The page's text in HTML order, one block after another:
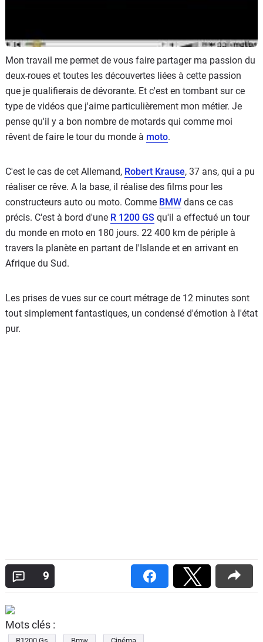
Mon travail me permet de vous faire partager ma passion du
deux-roues et toutes les découvertes liées à cette passion
que je qualifierais de dévorante. Et c'est en tombant sur ce
type de vidéos que j'aime particulièrement mon métier. Je
pense qu'il y a bon nombre de motards qui comme moi
rêvent de faire le tour du monde à moto.
C'est le cas de cet Allemand, Robert Krause, 37 ans, qui a pu
réaliser ce rêve. A la base, il réalise des films pour les
constructeurs auto ou moto. Comme BMW dans ce cas
précis. C'est à bord d'une R 1200 GS qu'il a effectué un tour
du monde en moto en 180 jours. 22 400 km de périple à
travers la planète en partant de l'Islande et en arrivant en
Afrique du Sud.
Les prises de vues sur ce court métrage de 12 minutes sont
tout simplement fantastiques, un condensé d'émotion à l'état
pur.
9
Mots clés :